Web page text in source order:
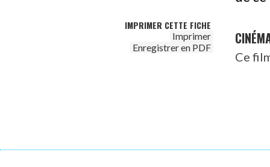
IMPRIMER CETTE FICHE
Imprimer
Enregistrer en PDF
Ce